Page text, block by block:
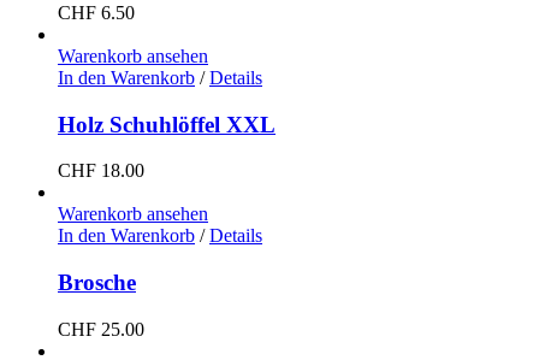
CHF 6.50
Warenkorb ansehen
In den Warenkorb / Details
Holz Schuhlöffel XXL
CHF 18.00
Warenkorb ansehen
In den Warenkorb / Details
Brosche
CHF 25.00